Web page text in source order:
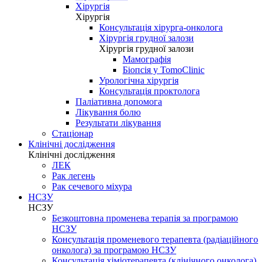
Хірургія
Хірургія
Консультація хірурга-онколога
Хірургія грудної залози
Хірургія грудної залози
Мамографія
Біопсія у TomoClinic
Урологічна хірургія
Консультація проктолога
Паліативна допомога
Лікування болю
Результати лікування
Стаціонар
Клінічні дослідження
Клінічні дослідження
ЛЕК
Рак легень
Рак сечевого міхура
НСЗУ
НСЗУ
Безкоштовна променева терапія за програмою
НСЗУ
Консультація променевого терапевта (радіаційного
онколога) за програмою НСЗУ